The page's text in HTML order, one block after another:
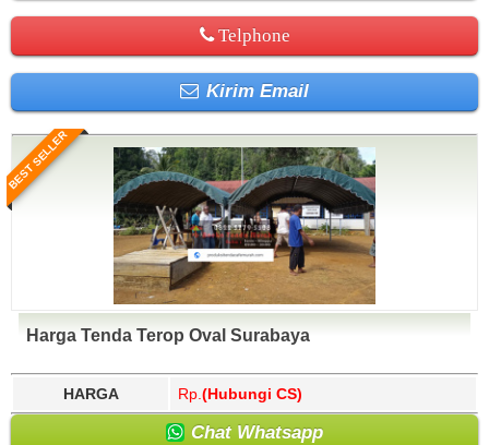
Telphone
Kirim Email
BEST SELLER
Harga Tenda Terop Oval Surabaya
HARGA Rp. (Hubungi CS)
Chat Whatsapp